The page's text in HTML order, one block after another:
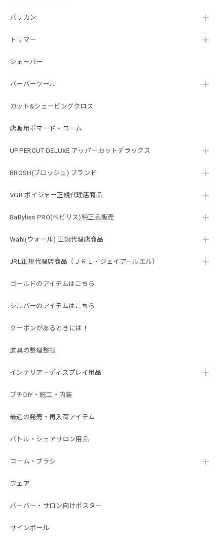
バリカン
トリマー
シェーバー
バーバーツール
カット&シェービングクロス
店販用ポマード・コーム
UPPERCUT DELUXE アッパーカットデラックス
BROSH(ブロッシュ) ブランド
VGR ボイジャー正規代理店商品
BaByliss PRO(ベビリス)純正品販売
Wahl(ウォール) 正規代理店商品
JRL正規代理店商品（ＪＲＬ・ジェイアールエル）
ゴールドのアイテムはこちら
シルバーのアイテムはこちら
クーポンがあるときには！
道具の整理整頓
インテリア・ディスプレイ用品
プチDIY・施工・内装
最近の発売・再入荷アイテム
バトル・シェアサロン用品
コーム・ブラシ
ウェア
バーバー・サロン向けポスター
サインポール